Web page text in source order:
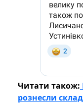
Читати також:
рознесли